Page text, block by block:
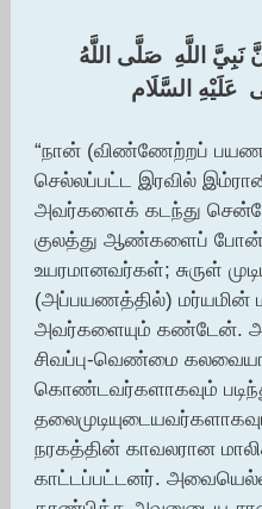
نَبِيَّ اللَّهِ ‏ ‏صَلَّى اللَّهُ
‏عَلَيْهِ السَّلَام
“நான் (விண்ணேற்றப்
செல்லப்பட்ட இரவில்
அவர்களைக் கடந்து
குலத்து ஆண்களைப்
உயரமானவர்கள்; சுருள்
(அப்பயணத்தில்)
அவர்களையும் கண்டேன்.
சிவப்பு-வெண்மை
கொண்டவர்களாகவும்
நரகத்தின் காவலரான
காட்டப்பட்டனர்.